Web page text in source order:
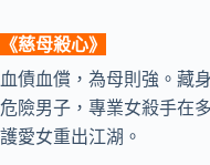
《慈母殺心》
血債血償，為母則強。藏
危險男子，專業女殺手在
護愛女重出江湖。